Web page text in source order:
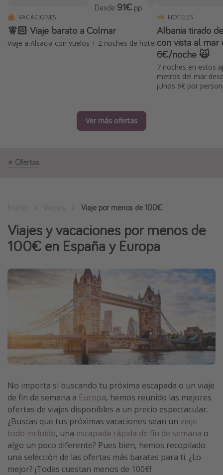
Tailandia
Maldivas
Ofertas para Vacaciones Activas
Escapadas románticas
Trabajar en el extranjero
Cruceros por el Mediterráneo
Hoteles más hot de España
Guía de equipaje de mano
Parques de atracciones
Viaja con musicales
Harry Potter en Londres y otros destinos
Eventos deportivos
VACACIONES
🧚🏻 Viaje barato a Colmar
Viaje a Alsacia con vuelos + 2 noches de hotel
Desde 91€ pp
HOTELES
Albania tirado
con vista al mar
6€/noche 🙀
7 noches en estos
metros del mar
¡Unos 6€ por
Ver más ofertas
⭐️ Ofertas
Viaje por menos de 100€
Viajes y vacaciones por menos de
100€ en España y Europa
No importa si buscando tu próxima escapada o un viaje
de fin de semana a Europa, hemos reunido las mejores
ofertas de viajes disponibles a un precio espectacular.
¿Buscas que tus próximas vacaciones sean un viaje
todo incluido, una escapada rápida de fin de semana o
algo un poco diferente? Pues bien, hemos recopilado
una selección de las ofertas más baratas para ti. ¿Lo
mejor? ¡Todas cuestan menos de 100€!